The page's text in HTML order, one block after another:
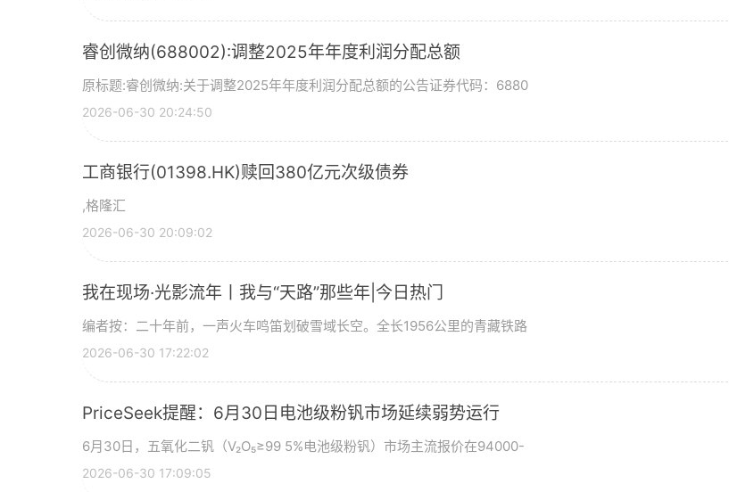
睿创微纳(688002):调整2025年年度利润分配总额
原标题:睿创微纳:关于调整2025年年度利润分配总额的公告证券代码：6880
2026-06-30 20:24:50
工商银行(01398.HK)赎回380亿元次级债券
,格隆汇
2026-06-30 20:09:02
我在现场·光影流年丨我与“天路”那些年|今日热门
编者按：二十年前，一声火车鸣笛划破雪域长空。全长1956公里的青藏铁路
2026-06-30 17:22:02
PriceSeek提醒：6月30日电池级粉钒市场延续弱势运行
6月30日，五氧化二钒（V₂O₅≥99 5%电池级粉钒）市场主流报价在94000-
2026-06-30 17:09:05